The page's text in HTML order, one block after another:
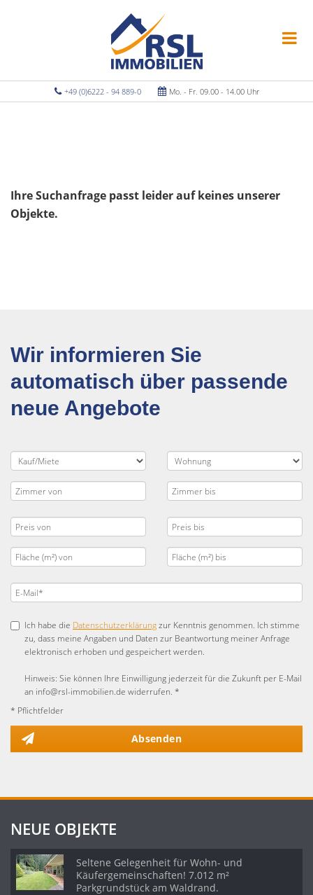
+49 (0)6222 - 94 889-0 Mo. - Fr. 09.00 - 14.00 Uhr
Ihre Suchanfrage passt leider auf keines unserer
Objekte.
Wir informieren Sie
automatisch über passende
neue Angebote
Ich habe die Datenschutzerklärungzur Kenntnis genommen. Ich stimme
zu, dass meine Angaben und Daten zur Beantwortung meiner Anfrage
elektronisch erhoben und gespeichert werden.
Hinweis: Sie können Ihre Einwilligung jederzeit für die Zukunft per E-Mail
an info@rsl-immobilien.de widerrufen. *
* Pflichtfelder
Absenden
NEUE OBJEKTE
Seltene Gelegenheit für Wohn- und
Käufergemeinschaften! 7.012 m²
Parkgrundstück am Waldrand.